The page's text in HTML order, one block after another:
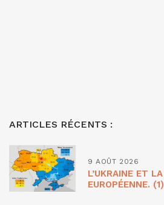
ARTICLES RÉCENTS :
9 AOÛT 2026
L’UKRAINE ET
EUROPÉENNE. (1)